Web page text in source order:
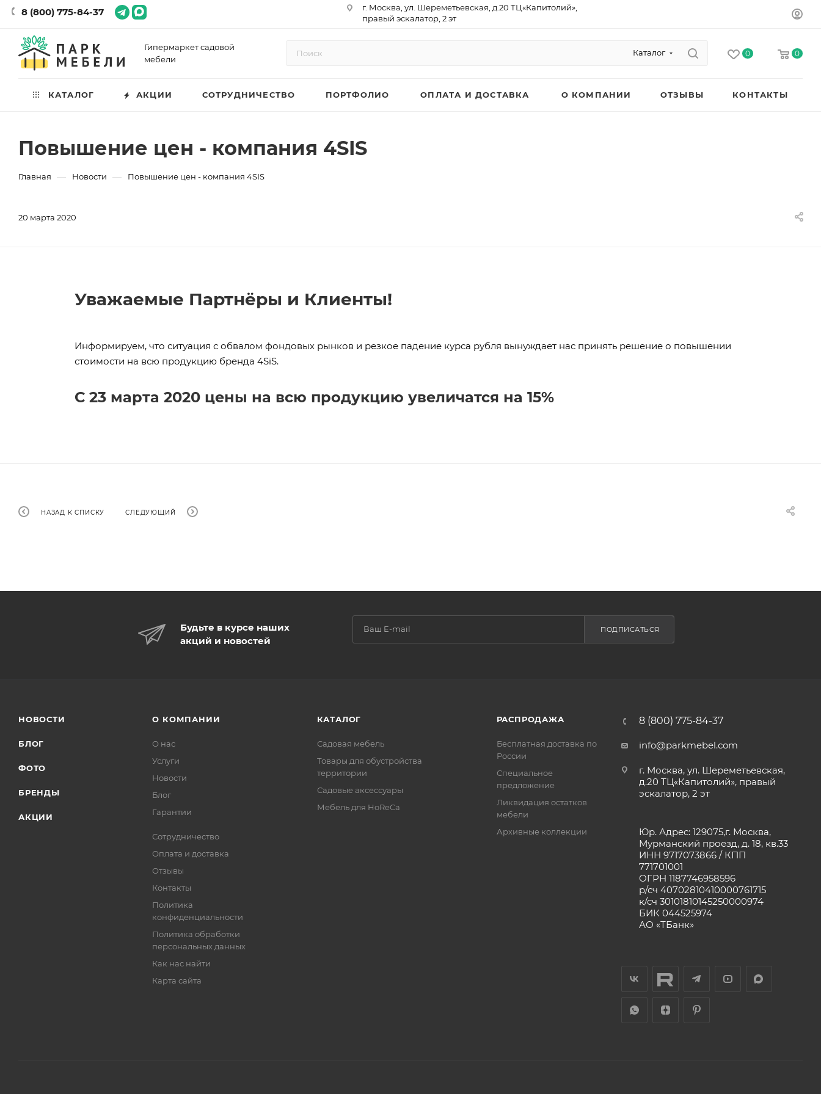
8 (800) 775-84-37
г. Москва, ул. Шереметьевская, д.20 ТЦ«Капитолий»,
правый эскалатор, 2 эт
р/сч 40702810410000761715
Гипермаркет садовой
мебели
Каталог 0 0
КАТАЛОГ АКЦИИ СОТРУДНИЧЕСТВО ПОРТФОЛИО ОПЛАТА И ДОСТАВКА О КОМПАНИИ ОТЗЫВЫ КОНТАКТЫ
Повышение цен - компания 4SIS
Главная — Новости — Повышение цен - компания 4SIS
20 марта 2020
Уважаемые Партнёры и Клиенты!
Информируем, что ситуация с обвалом фондовых рынков и резкое падение курса рубля вынуждает нас принять решение о повышении
стоимости на всю продукцию бренда 4SiS.
С 23 марта 2020 цены на всю продукцию увеличатся на 15%
НАЗАД К СПИСКУ СЛЕДУЮЩИЙ
Будьте в курсе наших
акций и новостей
ПОДПИСАТЬСЯ
НОВОСТИ
БЛОГ
ФОТО
БРЕНДЫ
АКЦИИ
О КОМПАНИИ
О нас
Услуги
Новости
Блог
Гарантии
Сотрудничество
Оплата и доставка
Отзывы
Контакты
Политика
конфиденциальности
Политика обработки
персональных данных
Как нас найти
Карта сайта
КАТАЛОГ
Садовая мебель
Товары для обустройства
территории
Садовые аксессуары
Мебель для HoReCa
РАСПРОДАЖА
Бесплатная доставка по
России
Специальное
предложение
Ликвидация остатков
мебели
Архивные коллекции
8 (800) 775-84-37
info@parkmebel.com
г. Москва, ул. Шереметьевская,
д.20 ТЦ«Капитолий», правый
эскалатор, 2 эт
Юр. Адрес: 129075,г. Москва,
Мурманский проезд, д. 18, кв.33
ИНН 9717073866 / КПП
771701001
ОГРН 1187746958596
р/сч 40702810410000761715
к/сч 30101810145250000974
БИК 044525974
АО «ТБанк»